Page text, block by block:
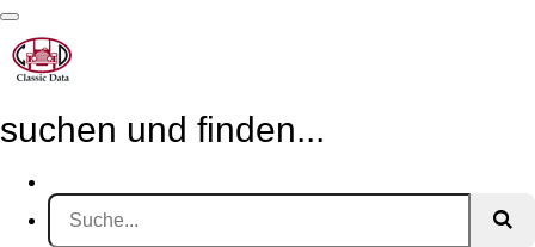
Zum
Hauptinhalt
springen
suchen und finden...